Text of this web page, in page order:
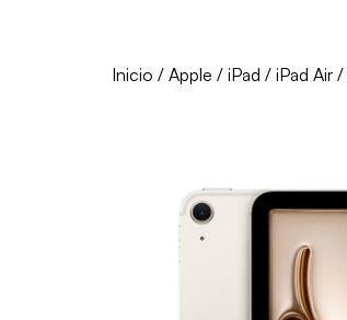
Inicio / Apple / iPad / iPad Air/